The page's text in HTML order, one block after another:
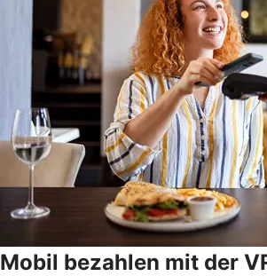
Mobil bezahlen mit der